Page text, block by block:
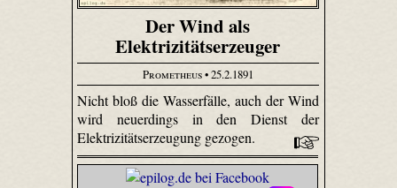
Der Wind als
Elektrizitätserzeuger
Prometheus• 25.2.1891
Nicht bloß die Wasserfälle, auch der Wind
wird neuerdings in den Dienst der
Elektrizitätserzeugung gezogen.